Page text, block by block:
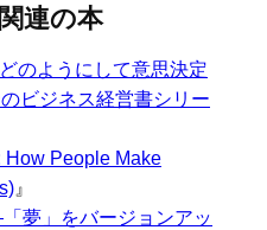
連の本
のようにして意思決定
ビジネス経営書シリー
How People Make
』
夢」をバージョンアッ